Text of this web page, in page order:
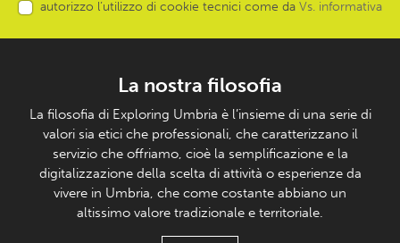
autorizzo l’utilizzo di cookie tecnici come da Vs. informativa
La nostra filosofia
La filosofia di Exploring Umbria è l’insieme di una serie di
valori sia etici che professionali, che caratterizzano il
servizio che offriamo, cioè la semplificazione e la
digitalizzazione della scelta di attività o esperienze da
vivere in Umbria, che come costante abbiano un
altissimo valore tradizionale e territoriale.